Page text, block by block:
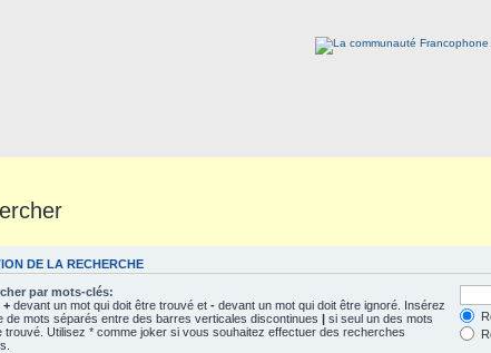
DE LA RECHERCHE
par mots-clés:
+ devant un mot qui doit être trouvé et - devant un mot qui doit être ignoré. Insérez
de mots séparés entre des barres verticales discontinues | si seul un des mots
trouvé. Utilisez * comme joker si vous souhaitez effectuer des recherches